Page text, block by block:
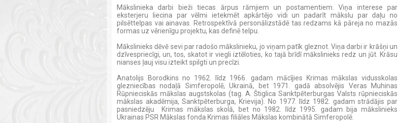
Mākslinieka darbi bieži tiecas ārpus rāmjiem un postamentiem. Viņa interese par
eksterjeru liecina par vēlmi ietekmēt apkārtējo vidi un padarīt mākslu par daļu no
pilsēttelpas vai ainavas. Retrospektīvā personālizstādē tas redzams kā pāreja no mazās
formas uz vērienīgu projektu, kas definē telpu.
Mākslinieks dēvē sevi par radošo mākslinieku, jo viņam patīk gleznot. Viņa darbi ir krāšņi un
dzīvespriecīgi, un, tos, skatot ir viegli iztēloties, ko tajā brīdī mākslinieks redz un jūt. Krāsu
nianses ļauj visu izteikt spilgti un precīzi.
Anatolijs Borodkins no 1962. līdz 1966. gadam mācījies Krimas mākslas vidusskolas
glezniecības nodaļā Simferopolē, Ukrainā, bet 1971. gadā absolvējis Veras Muhinas
Rūpnieciskās mākslas augstskolas (tag. A. Štiglica Sanktpēterburgas Valsts rūpnieciskās
mākslas akadēmija, Sanktpēterburga, Krievija). No 1977. līdz 1982. gadam strādājis par
pasniedzēju Krimas mākslas skolā, bet no 1982. līdz 1995. gadam bija mākslinieks
Ukrainas PSR Mākslas fonda Krimas filiāles Mākslas kombinātā Simferopolē.